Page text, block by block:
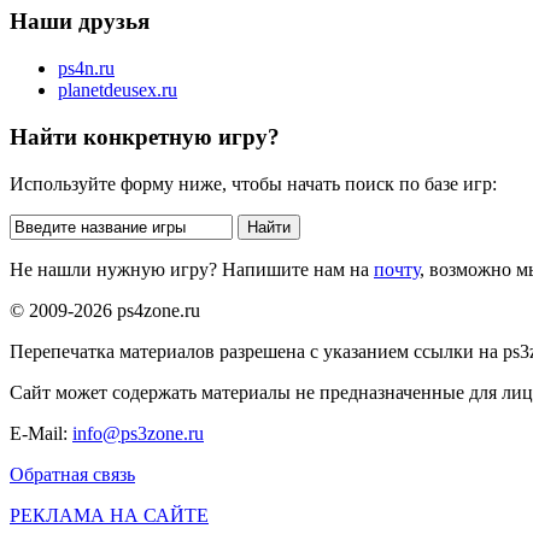
Наши друзья
ps4n.ru
planetdeusex.ru
Найти конкретную игру?
Используйте форму ниже, чтобы начать поиск по базе игр:
Не нашли нужную игру? Напишите нам на почту, возможно
© 2009-2026 ps4zone.ru
Перепечатка материалов разрешена с указанием ссылки на
Сайт может содержать материалы не предназначенные для лиц
E-Mail: info@ps3zone.ru
Обратная связь
РЕКЛАМА НА САЙТЕ